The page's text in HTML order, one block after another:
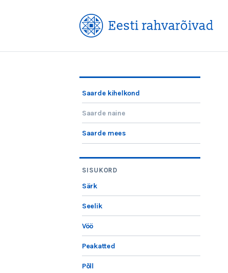
Saarde kihelkond
Saarde naine
Saarde mees
SISUKORD
Särk
Seelik
Vöö
Peakatted
Põll